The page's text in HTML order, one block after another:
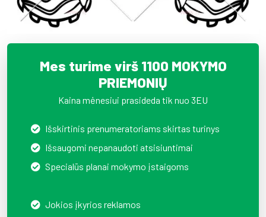
Mes turime virš 1100 MOKYMO
PRIEMONIŲ
Kaina mėnesiui prasideda tik nuo 3EU
Išskirtinis prenumeratoriams skirtas turinys
Išsaugomi nepanaudoti atsisiuntimai
Specialūs planai mokymo įstaigoms
Jokios įkyrios reklamos